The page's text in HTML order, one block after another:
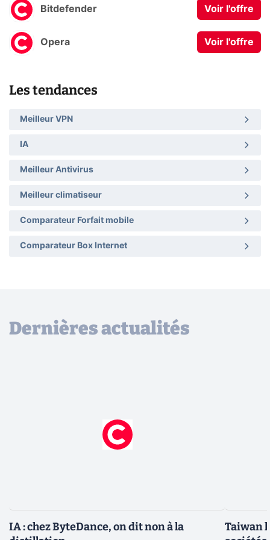
Bitdefender Voir l'offre
Opera Voir l'offre
Les tendances
Meilleur VPN
IA
Meilleur Antivirus
Meilleur climatiseur
Comparateur Forfait mobile
Comparateur Box Internet
Dernières actualités
IA : chez ByteDance, on dit non à la
Taiwan